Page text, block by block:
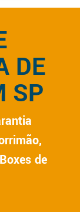
DE
SP
de